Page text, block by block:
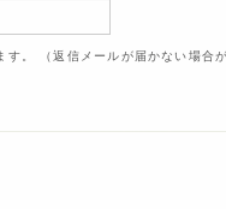
。 （返信メールが届かない場合